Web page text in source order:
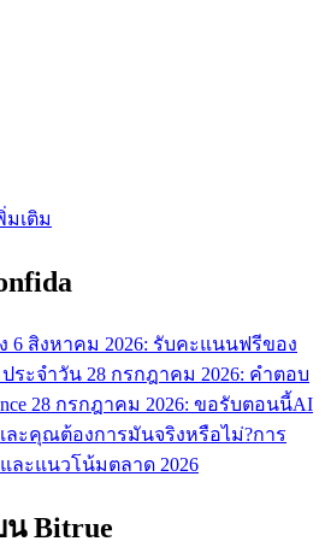
มเติม
6 สิงหาคม 2026: รับคะแนนฟรีของ
ระจำวัน 28 กรกฎาคม 2026: คำตอบ
28 กรกฎาคม 2026: ขอรับตอนนี้AI
และคุณต้องการมันจริงหรือไม่?การ
ละแนวโน้มตลาด 2026
Bitrue